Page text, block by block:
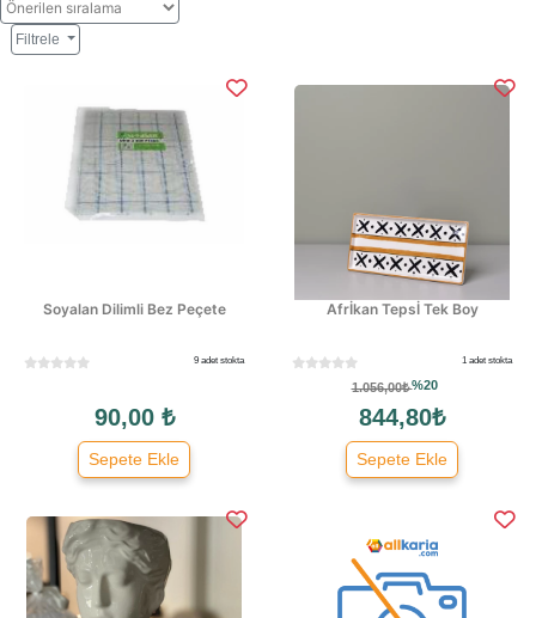
Filtrele
Soyalan Dilimli Bez Peçete
9 adet stokta
90,00 ₺
Sepete Ekle
Afrİkan Tepsİ Tek Boy
1 adet stokta
1.056,00₺%20
844,80₺
Sepete Ekle